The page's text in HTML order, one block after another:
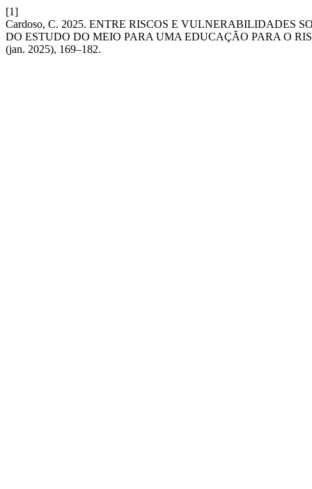
[1]
Cardoso, C. 2025. ENTRE RISCOS E VULNERABILIDADES
DO ESTUDO DO MEIO PARA UMA EDUCAÇÃO PARA O
(jan. 2025), 169–182.